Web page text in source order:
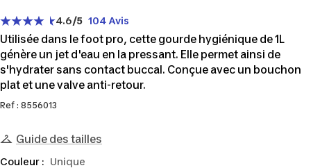
4.6/5 104 Avis
Utilisée dans le foot pro, cette gourde hygiénique de 1L
génère un jet d'eau en la pressant. Elle permet ainsi de
s'hydrater sans contact buccal. Conçue avec un bouchon
plat et une valve anti-retour.
Ref : 8556013
Guide des tailles
Couleur : Unique